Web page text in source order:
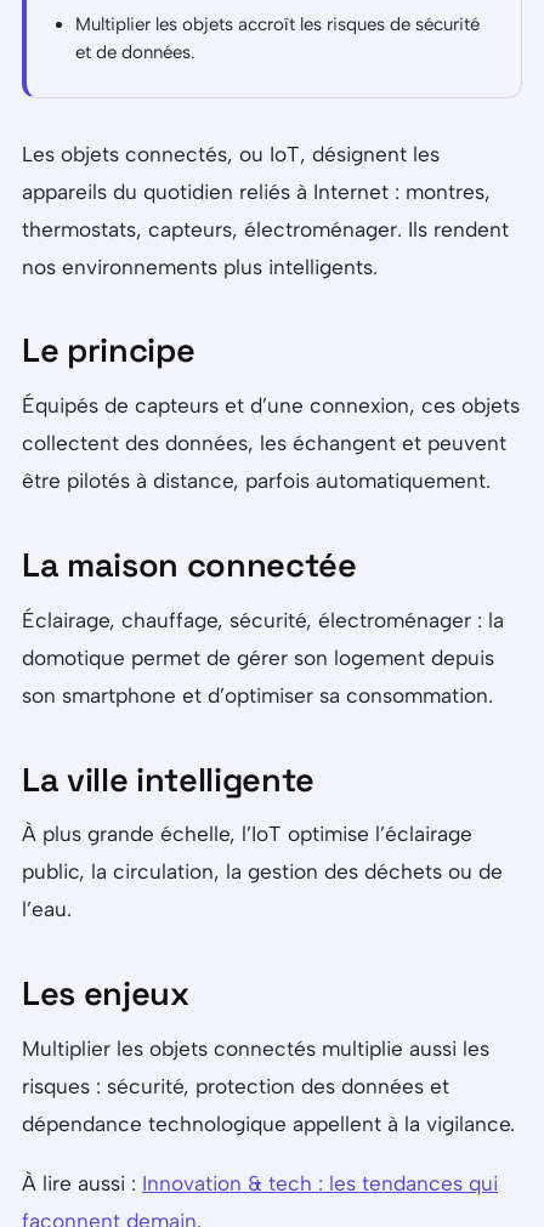
Multiplier les objets accroît les risques de sécurité
et de données.
Les objets connectés, ou IoT, désignent les
appareils du quotidien reliés à Internet : montres,
thermostats, capteurs, électroménager. Ils rendent
nos environnements plus intelligents.
Le principe
Équipés de capteurs et d’une connexion, ces objets
collectent des données, les échangent et peuvent
être pilotés à distance, parfois automatiquement.
La maison connectée
Éclairage, chauffage, sécurité, électroménager : la
domotique permet de gérer son logement depuis
son smartphone et d’optimiser sa consommation.
La ville intelligente
À plus grande échelle, l’IoT optimise l’éclairage
public, la circulation, la gestion des déchets ou de
l’eau.
Les enjeux
Multiplier les objets connectés multiplie aussi les
risques : sécurité, protection des données et
dépendance technologique appellent à la vigilance.
À lire aussi : Innovation & tech : les tendances qui
façonnent demain.